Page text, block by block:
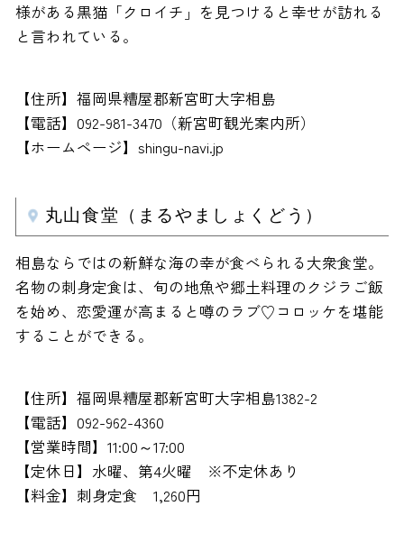
様がある黒猫「クロイチ」を見つけると幸せが訪れる
と言われている。
【住所】福岡県糟屋郡新宮町大字相島
【電話】092-981-3470（新宮町観光案内所）
【ホームページ】shingu-navi.jp
丸山食堂（まるやましょくどう）
相島ならではの新鮮な海の幸が食べられる大衆食堂。
名物の刺身定食は、旬の地魚や郷土料理のクジラご飯
を始め、恋愛運が高まると噂のラブ♡コロッケを堪能
することができる。
【住所】福岡県糟屋郡新宮町大字相島1382-2
【電話】092-962-4360
【営業時間】11:00～17:00
【定休日】水曜、第4火曜 ※不定休あり
【料金】刺身定食 1,260円